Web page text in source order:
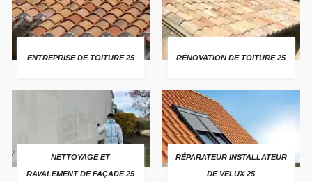
ENTREPRISE DE TOITURE 25 RÉNOVATION DE TOITURE 25
NETTOYAGE ET
RAVALEMENT DE FAÇADE 25
RÉPARATEUR INSTALLATEUR
DE VELUX 25